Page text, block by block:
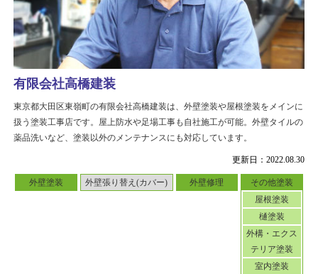
更新日：2022.08.30
外壁塗装 外壁張り替え(カバー) 外壁修理
その他塗装
屋根塗装
樋塗装
外構・エクス
テリア塗装
室内塗装
有限会社高橋建装
東京都大田区東嶺町の有限会社高橋建装は、外壁塗装や屋根塗装をメインに
扱う塗装工事店です。屋上防水や足場工事も自社施工が可能。外壁タイルの
薬品洗いなど、塗装以外のメンテナンスにも対応しています。